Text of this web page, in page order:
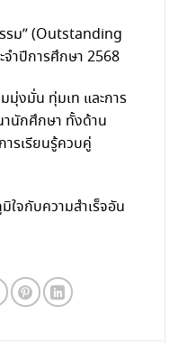
รม” (Outstanding
ำปีการศึกษา 2568
มุ่งมั่น ทุ่มเท และการ
นักศึกษา ทั้งด้าน
รเรียนรู้ควบคู่
ใจกับความสำเร็จอัน